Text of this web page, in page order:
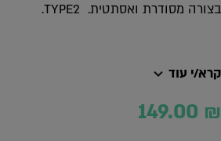
בצורה מסודרת ואסתטית. TYPE2.
קרא/י עוד
149.00 ₪